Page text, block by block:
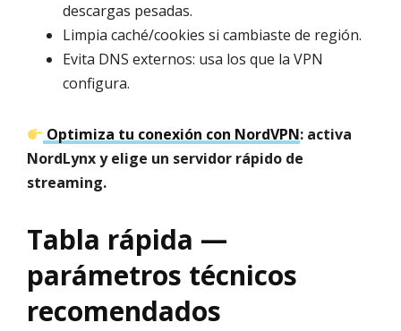
descargas pesadas.
Limpia caché/cookies si cambiaste de región.
Evita DNS externos: usa los que la VPN
configura.
Optimiza tu conexión con NordVPN: activa
NordLynx y elige un servidor rápido de
streaming.
Tabla rápida —
parámetros técnicos
recomendados